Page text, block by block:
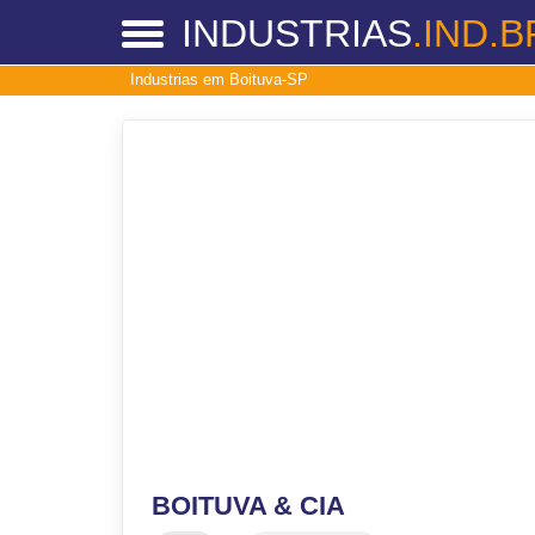
INDUSTRIAS
Industrias em Boituva-SP
BOITUVA & CIA